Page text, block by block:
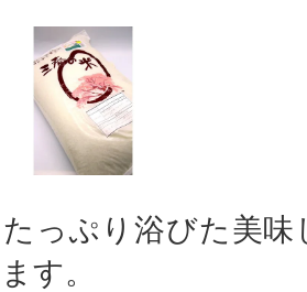
っぷり浴びた美
す。